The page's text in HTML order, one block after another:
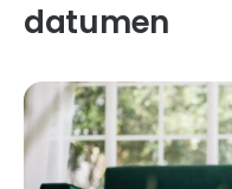
datumen